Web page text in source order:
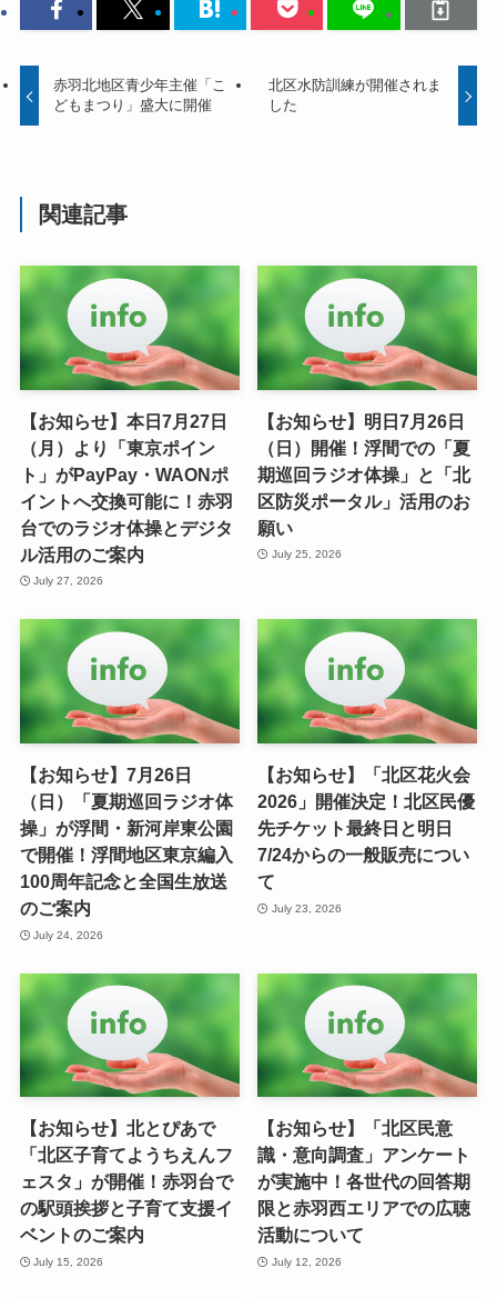
赤羽北地区青少年主催「こ
どもまつり」盛大に開催
北区水防訓練が開催されま
した
関連記事
【お知らせ】本日7月27日
（月）より「東京ポイン
ト」がPayPay・WAONポ
イントへ交換可能に！赤羽
台でのラジオ体操とデジタ
ル活用のご案内
July 27, 2026
【お知らせ】明日7月26日
（日）開催！浮間での「夏
期巡回ラジオ体操」と「北
区防災ポータル」活用のお
願い
July 25, 2026
【お知らせ】7月26日
（日）「夏期巡回ラジオ体
操」が浮間・新河岸東公園
で開催！浮間地区東京編入
100周年記念と全国生放送
のご案内
July 24, 2026
【お知らせ】「北区花火会
2026」開催決定！北区民優
先チケット最終日と明日
7/24からの一般販売につい
て
July 23, 2026
【お知らせ】北とぴあで
「北区子育てようちえんフ
ェスタ」が開催！赤羽台で
の駅頭挨拶と子育て支援イ
ベントのご案内
July 15, 2026
【お知らせ】「北区民意
識・意向調査」アンケート
が実施中！各世代の回答期
限と赤羽西エリアでの広聴
活動について
July 12, 2026